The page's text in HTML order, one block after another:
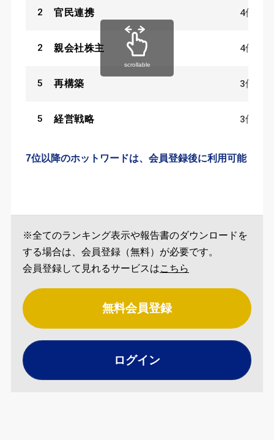
2 官民連携 4件
2 親会社株主 4件
5 再構築 3件
5 経営戦略 3件
7位以降のホットワードは、会員登録後に利用可能
scrollable
※全てのランキング表示や報告書のダウンロードを
する場合は、会員登録（無料）が必要です。
会員登録して見れるサービスはこちら
無料会員登録
ログイン